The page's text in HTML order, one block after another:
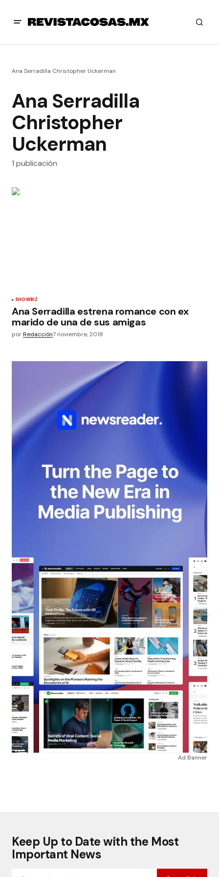
Ana Serradilla Christopher Uckerman
Ana Serradilla
Christopher
Uckerman
1 publicación
SHOWBIZ
Ana Serradilla estrena romance con ex
marido de una de sus amigas
porRedacción7 noviembre, 2018
Ad Banner
Keep Up to Date with the Most
Important News